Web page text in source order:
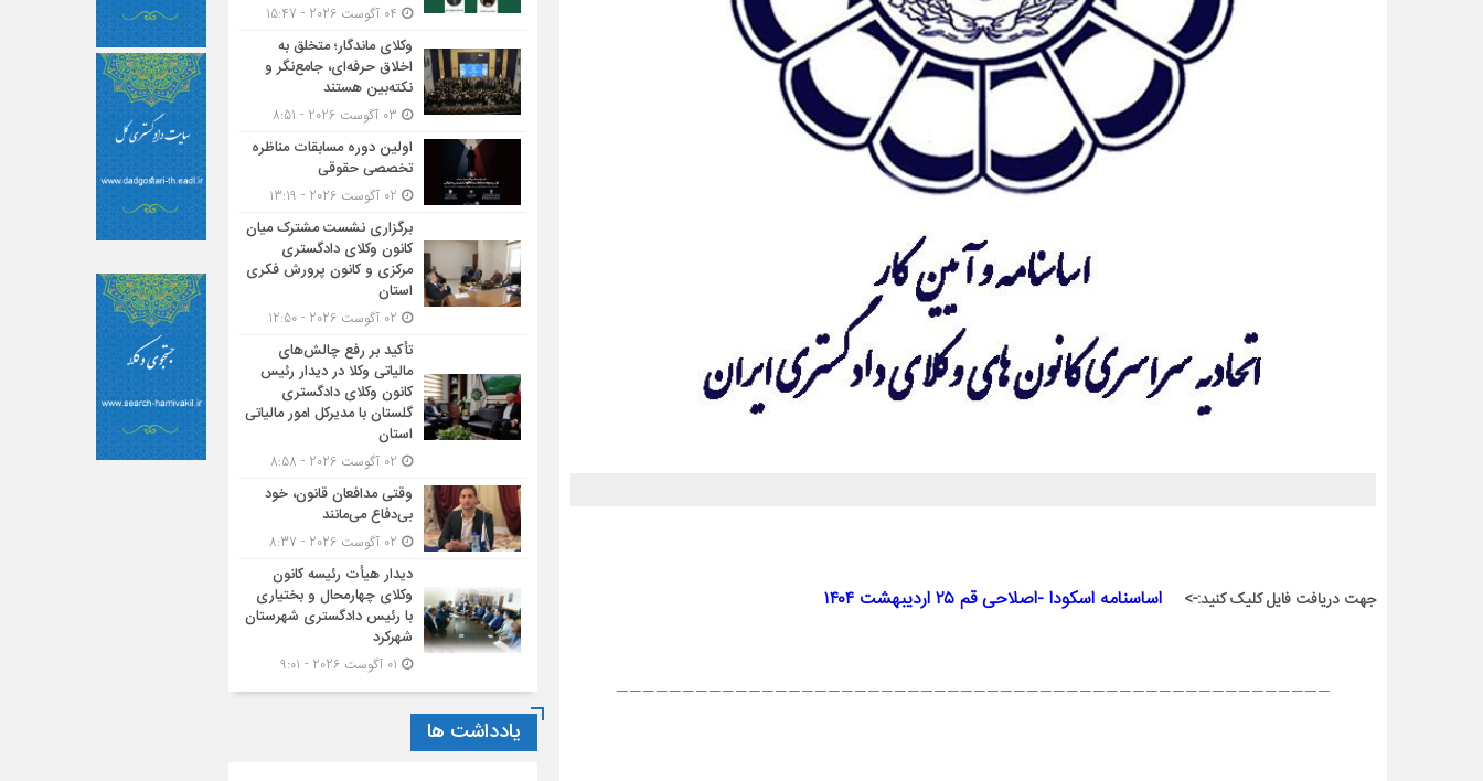
جهت دریافت فایل کلیک کنید:-> اساسنامه اسکودا -اصلاحی قم ۲۵ اردیبهشت ۱۴۰۴
——————————————————————————————————————————————————————
وکلای ماندگار؛ متخلق به
اخلاق حرفه‌ای، جامع‌نگر و
نکته‌بین هستند
اولین دوره مسابقات مناظره
تخصصی حقوقی
برگزاری نشست مشترک میان
کانون وکلای دادگستری
مرکزی و کانون پرورش فکری
استان
تأکید بر رفع چالش‌های
مالیاتی وکلا در دیدار رئیس
کانون وکلای دادگستری
گلستان با مدیرکل امور مالیاتی
استان
وقتی مدافعان قانون، خود
بی‌دفاع می‌مانند
دیدار هیأت رئیسه کانون
وکلای چهارمحال و بختیاری
با رئیس دادگستری شهرستان
شهرکرد
یادداشت ها